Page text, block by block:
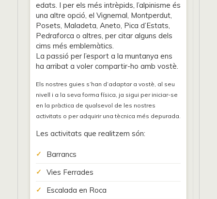
edats. I per els més intrèpids, l’alpinisme és
una altre opció, el Vignemal, Montperdut,
Posets, Maladeta, Aneto, Pica d’Estats,
Pedraforca o altres, per citar alguns dels
cims més emblemàtics.
La passió per l’esport a la muntanya ens
ha arribat a voler compartir-ho amb vostè.
Els nostres guies s’han d’adaptar a vostè, al seu
nivell i a la seva forma física, ja sigui per iniciar-se
en la pràctica de qualsevol de les nostres
activitats o per adquirir una tècnica més depurada.
Les activitats que realitzem són:
Barrancs
Vies Ferrades
Escalada en Roca